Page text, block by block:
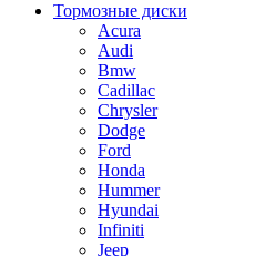
Тормозные диски
Acura
Audi
Bmw
Cadillac
Chrysler
Dodge
Ford
Honda
Hummer
Hyundai
Infiniti
Jeep